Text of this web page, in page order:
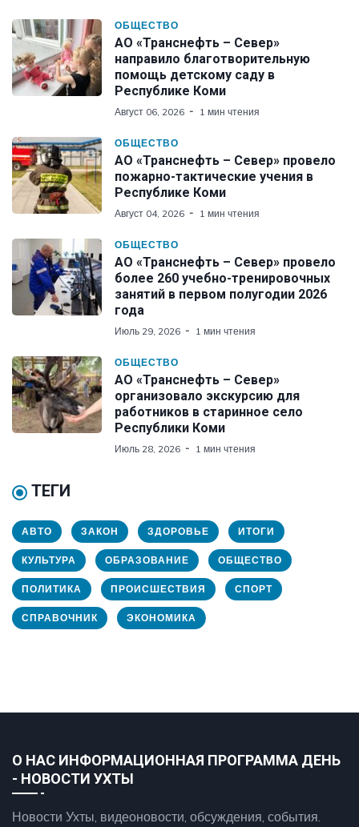
ОБЩЕСТВО
АО «Транснефть – Север»
направило благотворительную
помощь детскому саду в
Республике Коми
Август 06, 2026 1 мин чтения
ОБЩЕСТВО
АО «Транснефть – Север» провело
пожарно-тактические учения в
Республике Коми
Август 04, 2026 1 мин чтения
ОБЩЕСТВО
АО «Транснефть – Север» провело
более 260 учебно-тренировочных
занятий в первом полугодии 2026
года
Июль 29, 2026 1 мин чтения
ОБЩЕСТВО
АО «Транснефть – Север»
организовало экскурсию для
работников в старинное село
Республики Коми
Июль 28, 2026 1 мин чтения
ТЕГИ
АВТО ЗАКОН ЗДОРОВЬЕ ИТОГИ
КУЛЬТУРА ОБРАЗОВАНИЕ ОБЩЕСТВО
ПОЛИТИКА ПРОИСШЕСТВИЯ СПОРТ
СПРАВОЧНИК ЭКОНОМИКА
О НАС ИНФОРМАЦИОННАЯ ПРОГРАММА ДЕНЬ
- НОВОСТИ УХТЫ
Новости Ухты, видеоновости, обсуждения, события.